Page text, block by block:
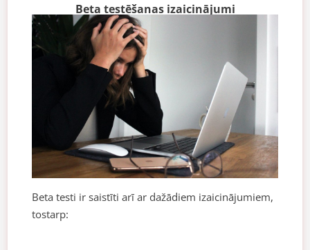
Beta testēšanas izaicinājumi
Beta testi ir saistīti arī ar dažādiem izaicinājumiem,
tostarp: